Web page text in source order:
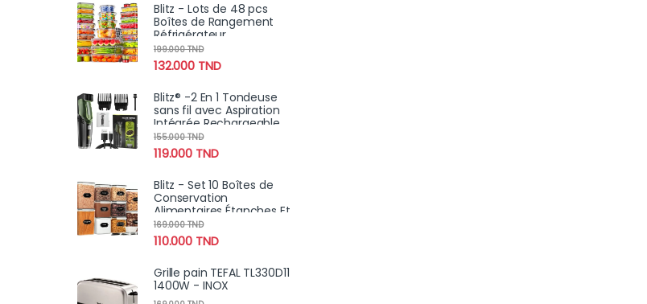
Blitz - Lots de 48 pcs
Boîtes de Rangement
Réfrigérateur
Alimentaire Transparent
Cuisine & Placards (24
Boîtes + 24 Couvercles)
132.000 TND
199.000TND
Blitz® -2 En 1 Tondeuse
sans fil avec Aspiration
Intégrée Rechargeable
et Étanche Pour Un
Rasage Propre et Précis
119.000 TND
155.000TND
Blitz - Set 10 Boîtes de
Conservation
Alimentaires Étanches Et
Sans BPA Pour Cuisine &
Placards
110.000 TND
169.000TND
Grille pain TEFAL TL330D11
1400W - INOX